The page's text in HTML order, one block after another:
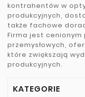
kontrahentów w
produkcyjnych,
także fachowe
Firma jest
przemysłowych,
które zwiększają
produkcyjnych.
KATEGORIE